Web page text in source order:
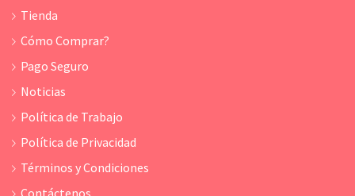
Tienda
Cómo Comprar?
Pago Seguro
Noticias
Política de Trabajo
Política de Privacidad
Términos y Condiciones
Contáctenos